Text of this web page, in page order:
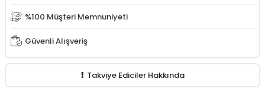
%100 Müşteri Memnuniyeti
Güvenli Alışveriş
Takviye Ediciler Hakkında